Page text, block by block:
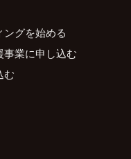
グを始める
業に申し込む
む